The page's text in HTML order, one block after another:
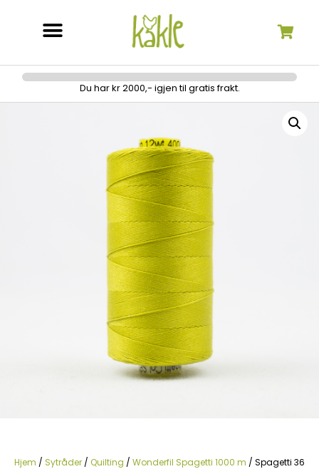
Du har kr 2000,- igjen til gratis frakt.
Hjem / Sytråder / Quilting / Wonderfil Spagetti 1000 m / Spagetti 36